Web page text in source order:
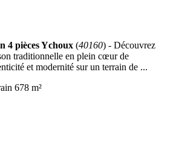
4 pièces Ychoux (40160) - Découvrez
traditionnelle en plein cœur de
et modernité sur un terrain de ...
678 m²